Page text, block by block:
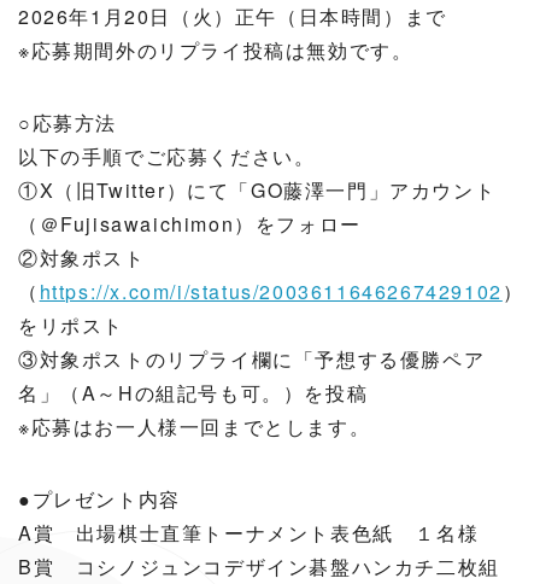
2026年1月20日（火）正午（日本時間）まで
※応募期間外のリプライ投稿は無効です。
○応募方法
以下の手順でご応募ください。
①X（旧Twitter）にて「GO藤澤一門」アカウント
（＠Fujisawaichimon）をフォロー
②対象ポスト
（ https://x.com/i/status/2003611646267429102）
をリポスト
③対象ポストのリプライ欄に「予想する優勝ペア
名」（A～Hの組記号も可。）を投稿
※応募はお一人様一回までとします。
●プレゼント内容
A賞 出場棋士直筆トーナメント表色紙 １名様
B賞 コシノジュンコデザイン碁盤ハンカチ二枚組